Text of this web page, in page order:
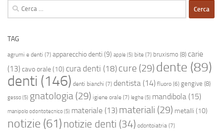
Ricerca
per:
TAG
agrumi e denti (7) apparecchio denti (9) apple (5) bite (7) bruxismo (8) carie
(13) cavo orale(10) cura denti (18) cure (29) dente (89)
denti (146) denti bianchi (7) dentista (14) fluoro (6) gengive (8)
gesso(5) gnatologia (29) igiene orale (7) leghe (5) mandibola (15)
manipolo odontotecnico(5) materiale (13) materiali (29) metalli (10)
notizie (61) notizie denti (34) odontoiatria (7)